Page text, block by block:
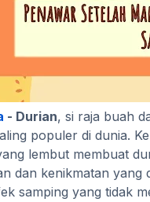
- Durian, si raja buah
populer di dunia.
lembut membuat
dan kenikmatan
samping yang tidak